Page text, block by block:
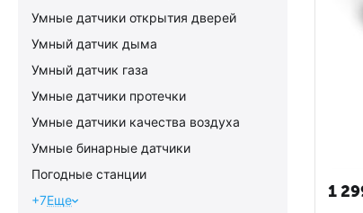
1
Умные датчики открытия дверей
Умный датчик дыма
Умный датчик газа
Умные датчики протечки
Умные датчики качества воздуха
Умные бинарные датчики
Погодные станции
+7Еще